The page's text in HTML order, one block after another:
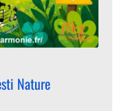
Nature